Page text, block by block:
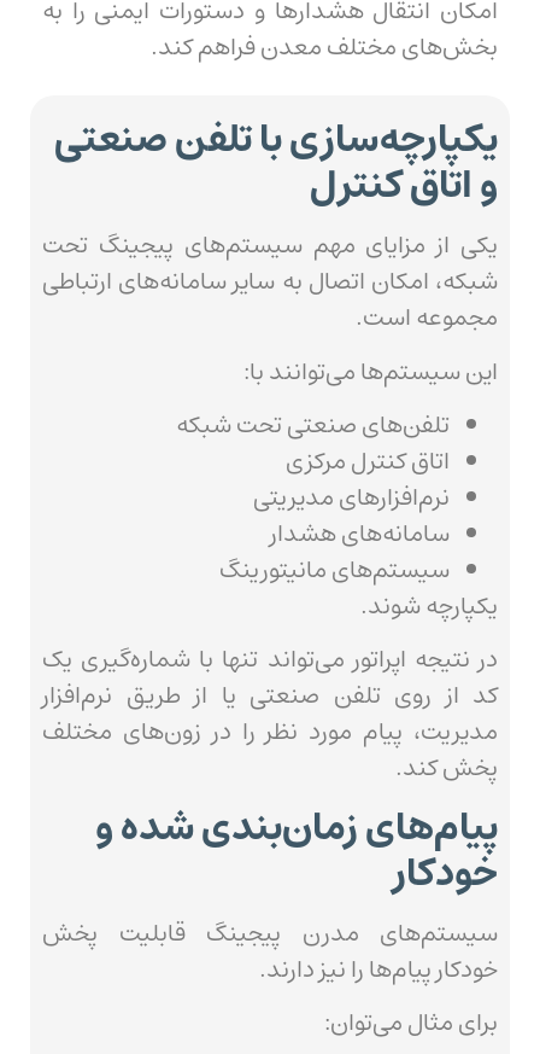
امکان انتقال هشدارها و دستورات ایمنی را به
بخش‌های مختلف معدن فراهم کند.
یکپارچه‌سازی با تلفن صنعتی
و اتاق کنترل
یکی از مزایای مهم سیستم‌های پیجینگ تحت
شبکه، امکان اتصال به سایر سامانه‌های ارتباطی
مجموعه است.
این سیستم‌ها می‌توانند با:
تلفن‌های صنعتی تحت شبکه
اتاق کنترل مرکزی
نرم‌افزارهای مدیریتی
سامانه‌های هشدار
سیستم‌های مانیتورینگ
یکپارچه شوند.
در نتیجه اپراتور می‌تواند تنها با شماره‌گیری یک
کد از روی تلفن صنعتی یا از طریق نرم‌افزار
مدیریت، پیام مورد نظر را در زون‌های مختلف
پخش کند.
پیام‌های زمان‌بندی شده و
خودکار
سیستم‌های مدرن پیجینگ قابلیت پخش
خودکار پیام‌ها را نیز دارند.
برای مثال می‌توان: